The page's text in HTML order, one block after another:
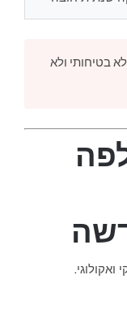
בטיחותי ולא